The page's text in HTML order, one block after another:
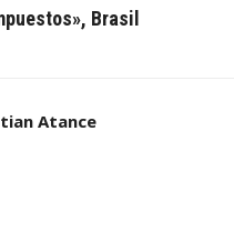
Brasil
Atance